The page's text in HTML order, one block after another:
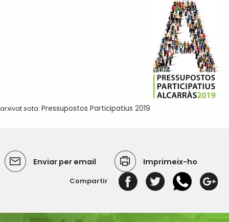
arxivat sota: Pressupostos Participatius 2019
Enviar per email Imprimeix-ho
Compartir